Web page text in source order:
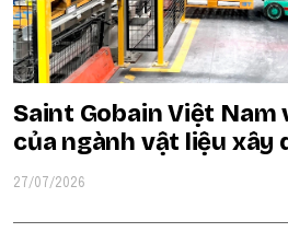
Saint Gobain Việt Nam
của ngành vật liệu xây
27/07/2026